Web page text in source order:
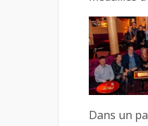
Dans un